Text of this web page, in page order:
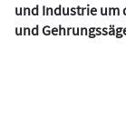
und Industrie um
und